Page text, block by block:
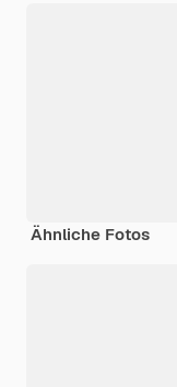
Ähnliche Fotos